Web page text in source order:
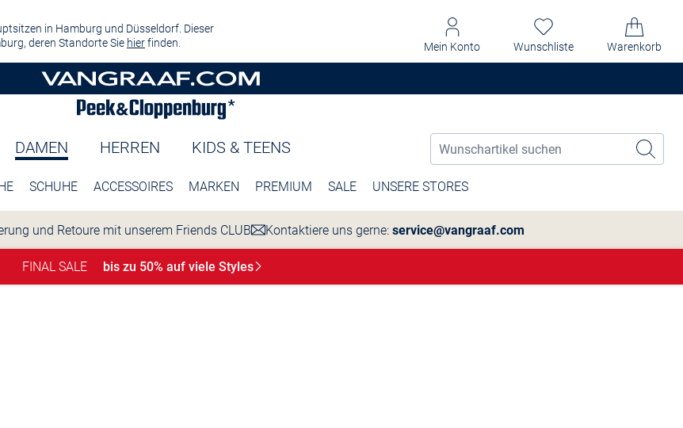
in Hamburg und Düsseldorf. Dieser
deren Standorte Sie hierfinden. Mein Konto Wunschliste Warenkorb
DAMEN HERREN KIDS & TEENS
SCHUHE ACCESSOIRES MARKEN PREMIUM SALE UNSERE STORES
und Retoure mit unserem Friends CLUB Kontaktiere uns gerne: service@vangraaf.com
FINAL SALE bis zu 50% auf viele Styles